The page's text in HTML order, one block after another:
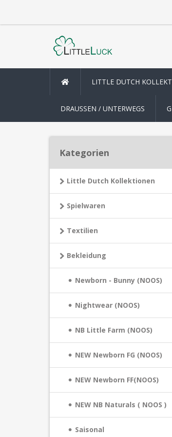
LITTLE DUTCH
DRAUSSEN / UNTERWEGS
Kategorien
Little Dutch Kollektionen
Spielwaren
Textilien
Bekleidung
Newborn - Bunny (NOOS)
Nightwear (NOOS)
NB Little Farm (NOOS)
NEW Newborn FG (NOOS)
NEW Newborn FF(NOOS)
NEW NB Naturals ( NOOS )
Saisonal